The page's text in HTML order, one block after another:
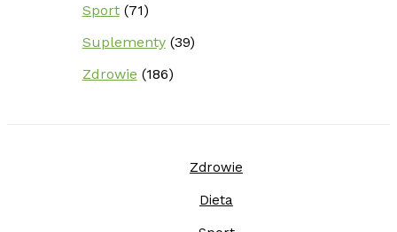
Sport(71)
Suplementy(39)
Zdrowie (186)
Zdrowie
Dieta